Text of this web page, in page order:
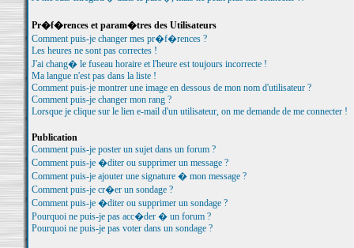
Pr�f�rences et param�tres des Utilisateurs
Comment puis-je changer mes pr�f�rences ?
Les heures ne sont pas correctes !
J'ai chang� le fuseau horaire et l'heure est toujours incorrecte !
Ma langue n'est pas dans la liste !
Comment puis-je montrer une image en dessous de mon nom d'utilisateur ?
Comment puis-je changer mon rang ?
Lorsque je clique sur le lien e-mail d'un utilisateur, on me demande de me connecter !
Publication
Comment puis-je poster un sujet dans un forum ?
Comment puis-je �diter ou supprimer un message ?
Comment puis-je ajouter une signature � mon message ?
Comment puis-je cr�er un sondage ?
Comment puis-je �diter ou supprimer un sondage ?
Pourquoi ne puis-je pas acc�der � un forum ?
Pourquoi ne puis-je pas voter dans un sondage ?